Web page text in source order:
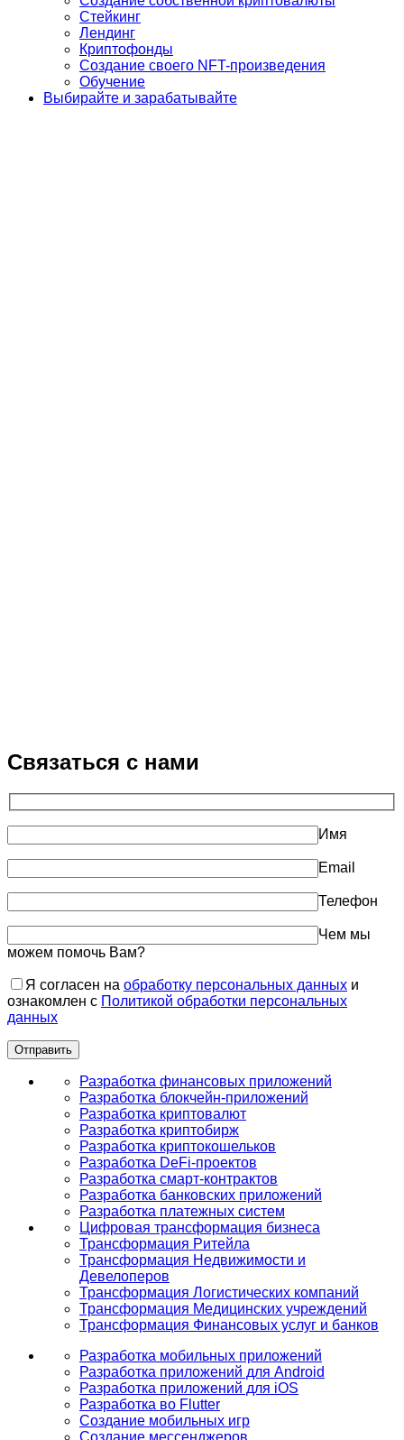
Стейкинг
Лендинг
Криптофонды
Создание своего NFT-произведения
Обучение
Выбирайте и зарабатывайте
Связаться с нами
Имя
Email
Телефон
Чем мы
можем помочь Вам?
Я согласен на обработку персональных данных и
ознакомлен с Политикой обработки персональных
данных
Разработка финансовых приложений
Разработка блокчейн-приложений
Разработка криптовалют
Разработка криптобирж
Разработка криптокошельков
Разработка DeFi-проектов
Разработка смарт-контрактов
Разработка банковских приложений
Разработка платежных систем
Цифровая трансформация бизнеса
Трансформация Ритейла
Трансформация Недвижимости и
Девелоперов
Трансформация Логистических компаний
Трансформация Медицинских учреждений
Трансформация Финансовых услуг и банков
Разработка мобильных приложений
Разработка приложений для Android
Разработка приложений для iOS
Разработка во Flutter
Создание мобильных игр
Создание мессенджеров